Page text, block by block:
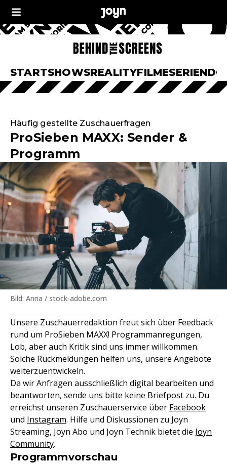
STARTSHOWSREALITYFILMESERIEN
Häufig gestellte Zuschauerfragen
ProSieben MAXX: Sender &
Programm
Bild: Anna / stock-adobe.com
Unsere Zuschauerredaktion freut sich über Feedback
rund um ProSieben MAXX! Programmanregungen,
Lob, aber auch Kritik sind uns immer willkommen.
Solche Rückmeldungen helfen uns, unsere Angebote
weiterzuentwickeln.
Da wir Anfragen ausschließlich digital bearbeiten und
beantworten, sende uns bitte keine Briefpost zu. Du
erreichst unseren Zuschauerservice über Facebook
und Instagram. Hilfe und Diskussionen zu Joyn
Streaming, Joyn Abo und Joyn Technik bietet die Joyn
Community.
Programmvorschau